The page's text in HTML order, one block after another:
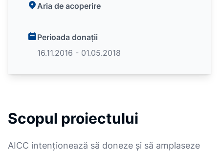
Aria de acoperire
Perioada donații
16.11.2016 - 01.05.2018
Scopul proiectului
AICC intenționează să doneze și să amplaseze